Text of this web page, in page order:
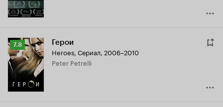
Рейтинг
Кинопоиска
7.8
7.8 Герои
Heroes, Сериал, 2006–2010
Peter Petrelli